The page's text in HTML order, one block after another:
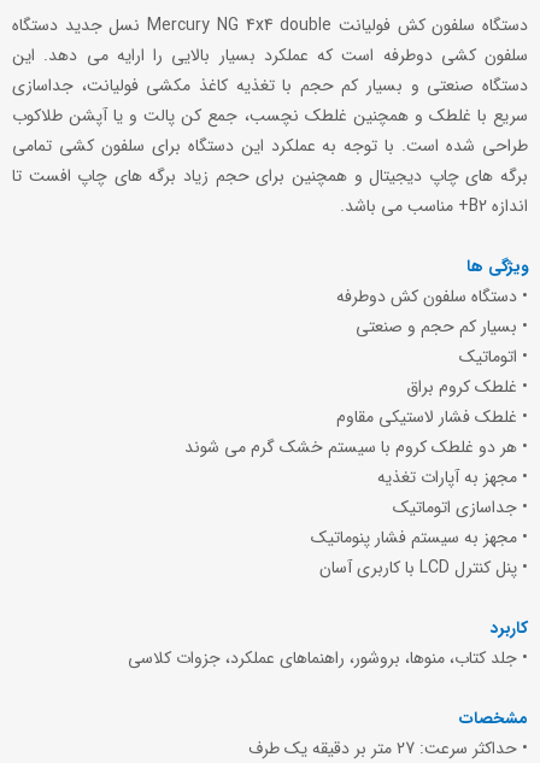
دستگاه سلفون کش فولیانت Mercury NG 4x4 double نسل جدید دستگاه
سلفون کشی دوطرفه است که عملکرد بسیار بالایی را ارایه می دهد. این
دستگاه صنعتی و بسیار کم حجم با تغذیه کاغذ مکشی فولیانت، جداسازی
سریع با غلطک و همچنین غلطک نچسب، جمع کن پالت و یا آپشن طلاکوب
طراحی شده است. با توجه به عملکرد این دستگاه برای سلفون کشی تمامی
برگه های چاپ دیجیتال و همچنین برای حجم زیاد برگه های چاپ افست تا
اندازه B2+ مناسب می باشد.
ویژگی ها
• دستگاه سلفون کش دوطرفه
• بسیار کم حجم و صنعتی
• اتوماتیک
• غلطک کروم براق
• غلطک فشار لاستیکی مقاوم
• هر دو غلطک کروم با سیستم خشک گرم می شوند
• مجهز به آپارات تغذیه
• جداسازی اتوماتیک
• مجهز به سیستم فشار پنوماتیک
• پنل کنترل LCD با کاربری آسان
کاربرد
• جلد کتاب، منوها، بروشور، راهنماهای عملکرد، جزوات کلاسی
مشخصات
• حداکثر سرعت: 27 متر بر دقیقه یک طرف